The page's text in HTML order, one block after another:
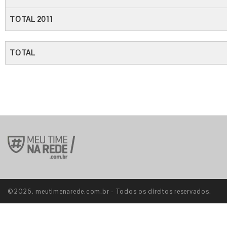
TOTAL 2011
TOTAL
©2026. meutimenarede.com.br - Todos os direitos reservados.